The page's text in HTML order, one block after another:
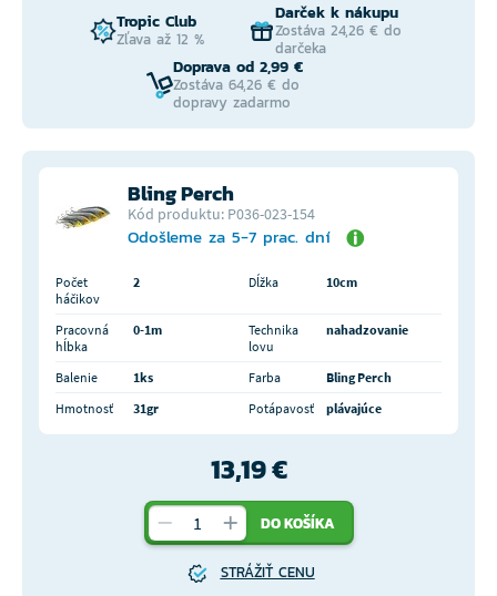
Tropic Club
Zľava až 12 %
Darček k nákupu
Zostáva 24,26 € do
darčeka
Doprava od 2,99 €
Zostáva 64,26 € do
dopravy zadarmo
Bling Perch
Kód produktu: P036-023-154
Odošleme za 5-7 prac. dní
Počet
háčikov
2 Dĺžka 10cm
Pracovná
hĺbka
0-1m
Technika
lovu
nahadzovanie
Balenie 1ks Farba
Bling Perch
Hmotnosť
31gr Potápavosť plávajúce
13,19 €
DO KOŠÍKA
STRÁŽIŤ CENU